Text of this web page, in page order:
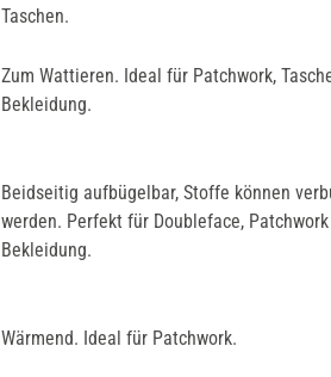
Taschen.
Zum Wattieren. Ideal für Patchwork,
Bekleidung.
Beidseitig aufbügelbar, Stoffe können
werden. Perfekt für Doubleface,
Bekleidung.
Wärmend. Ideal für Patchwork.